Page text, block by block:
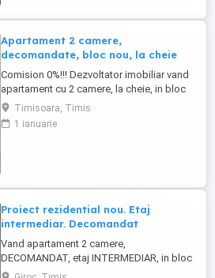
Apartament 2 camere,
decomandate, bloc nou, la cheie
Comision 0%!!! Dezvoltator imobiliar vand
apartament cu 2 camere, la cheie, in bloc
construit NOU, in zona Braytim, aproape
de Uzina de apa, comuna Giroc.
Apartamentul este situat in Complexul
Timisoara, Timis
1 ianuarie
Proiect rezidential nou. Etaj
intermediar. Decomandat
Vand apartament 2 camere,
DECOMANDAT, etaj INTERMEDIAR, in bloc
NOU, izolat termic exterior. Suprafata utila